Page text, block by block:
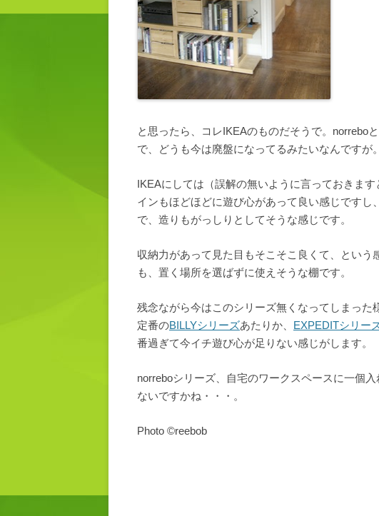
と思ったら、コレIKEAのものだそうで。norrebo
で、どうも今は廃盤になってるみたいなんですが。
IKEAにしては（誤解の無いように言っておきま
インもほどほどに遊び心があって良い感じですし
で、造りもがっしりとしてそうな感じです。
収納力があって見た目もそこそこ良くて、という
も、置く場所を選ばずに使えそうな棚です。
残念ながら今はこのシリーズ無くなってしまった
定番のBILLYシリーズあたりか、 EXPEDITシリー
番過ぎて今イチ遊び心が足りない感じがします。
norreboシリーズ、自宅のワークスペースに一個
ないですかね・・・。
Photo ©reebob